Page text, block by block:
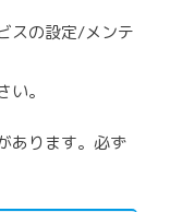
スの設定/メンテ
。
あります。必ず